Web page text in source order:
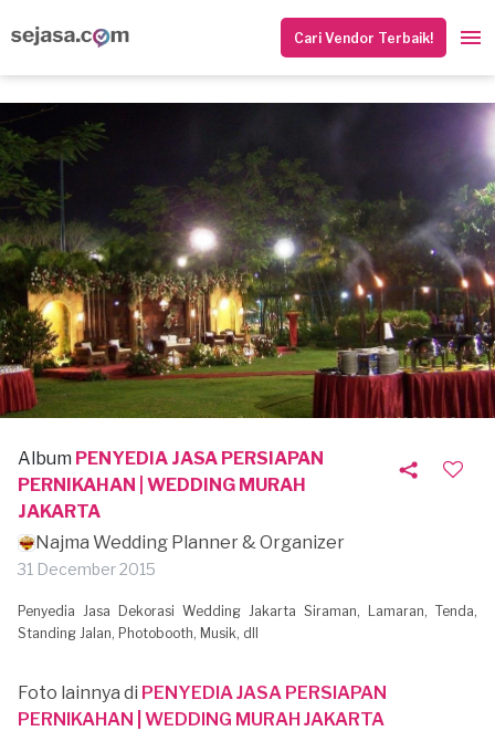
Cari Vendor Terbaik!
Album PENYEDIA JASA PERSIAPAN
PERNIKAHAN | WEDDING MURAH
JAKARTA
Najma Wedding Planner & Organizer
31 December 2015
Penyedia Jasa Dekorasi Wedding Jakarta Siraman, Lamaran, Tenda,
Standing Jalan, Photobooth, Musik, dll
Foto lainnya di PENYEDIA JASA PERSIAPAN
PERNIKAHAN | WEDDING MURAH JAKARTA